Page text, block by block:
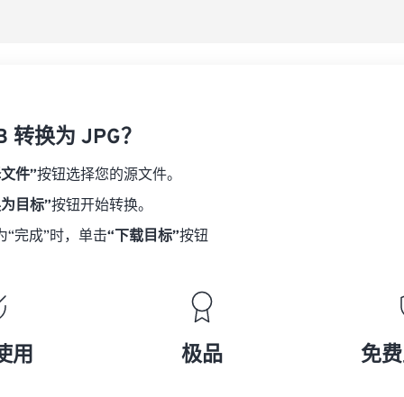
转换为 JPG？
件”按钮选择您的源文件。
目标”按钮开始转换。
“完成”时，单击“下载目标”按钮
用 极品 免